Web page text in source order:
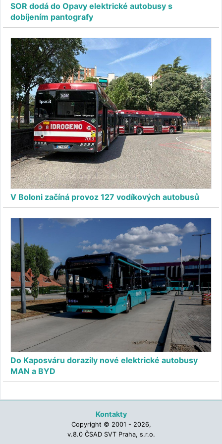
SOR dodá do Opavy elektrické autobusy s
dobíjením pantografy
V Boloni začíná provoz 127 vodíkových autobusů
Do Kaposváru dorazily nové elektrické autobusy
MAN a BYD
Kontakty
Copyright © 2001 - 2026,
v.8.0 ČSAD SVT Praha, s.r.o.